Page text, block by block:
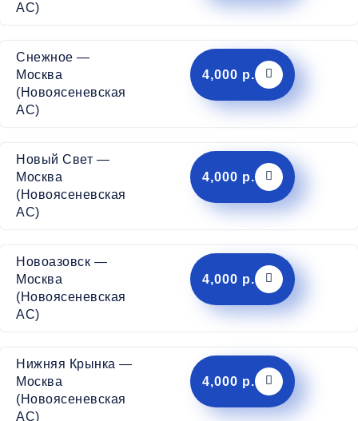
АС)
Снежное —
Москва
(Новоясеневская
АС)
4,000 р.
Новый Свет —
Москва
(Новоясеневская
АС)
4,000 р.
Новоазовск —
Москва
(Новоясеневская
АС)
4,000 р.
Нижняя Крынка —
Москва
(Новоясеневская
АС)
4,000 р.